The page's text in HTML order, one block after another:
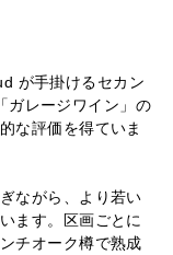
が手掛けるセカン
ガレージワイン」の
な評価を得ていま
ながら、より若い
ます。区画ごとに
チオーク樽で熟成